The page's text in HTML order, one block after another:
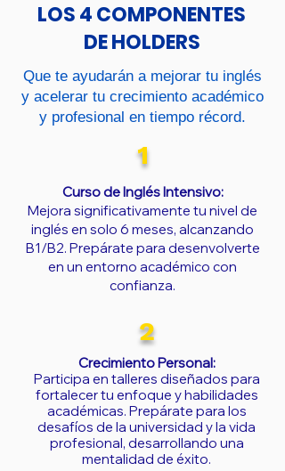
LOS 4 COMPONENTES
DE HOLDERS
Que te ayudarán a mejorar tu inglés
y acelerar tu crecimiento académico
y profesional en tiempo récord.
1
Curso de Inglés Intensivo:
Mejora significativamente tu nivel de
inglés en solo 6 meses, alcanzando
B1/B2. Prepárate para desenvolverte
en un entorno académico con
confianza.
2
Crecimiento Personal:
Participa en talleres diseñados para
fortalecer tu enfoque y habilidades
académicas. Prepárate para los
desafíos de la universidad y la vida
profesional, desarrollando una
mentalidad de éxito.